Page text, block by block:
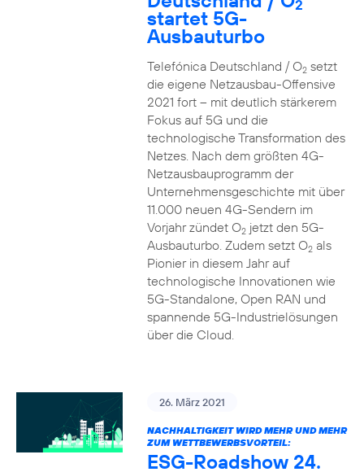
2
startet 5G-
Ausbauturbo
Telefónica Deutschland / O2setzt
die eigene Netzausbau-Offensive
2021 fort – mit deutlich stärkerem
Fokus auf 5G und die
technologische Transformation des
Netzes. Nach dem größten 4G-
Netzausbauprogramm der
Unternehmensgeschichte mit über
11.000 neuen 4G-Sendern im
Vorjahr zündet O2jetzt den 5G-
Ausbauturbo. Zudem setzt O2als
Pionier in diesem Jahr auf
technologische Innovationen wie
5G-Standalone, Open RAN und
spannende 5G-Industrielösungen
über die Cloud.
26. März 2021
NACHHALTIGKEIT WIRD MEHR UND MEHR
ZUM WETTBEWERBSVORTEIL:
ESG-Roadshow 24.